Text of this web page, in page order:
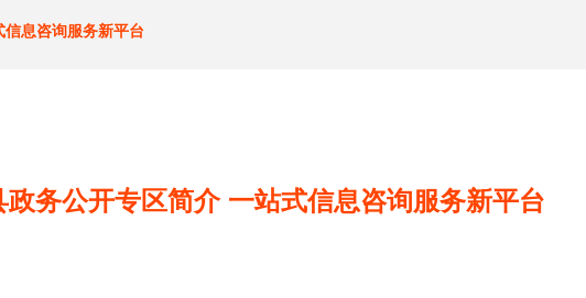
息咨询服务新平台
政务公开专区简介 一站式信息咨询服务新平台